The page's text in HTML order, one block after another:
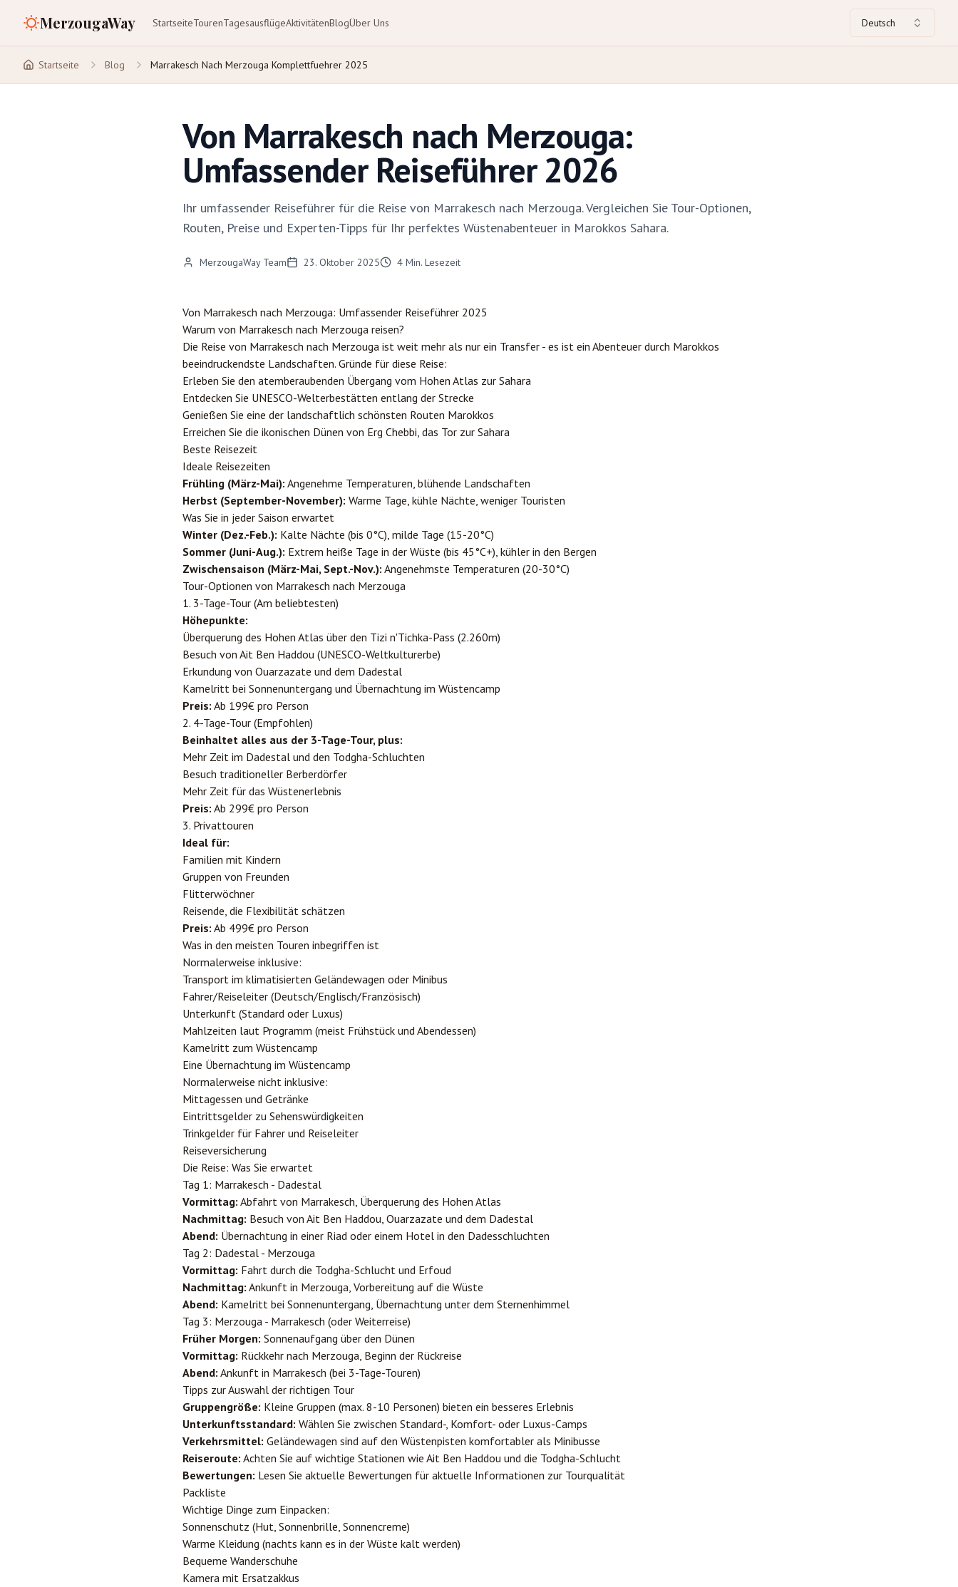
MerzougaWay StartseiteTourenTagesausflügeAktivitätenBlogÜber Uns Deutsch
Startseite Blog Marrakesch Nach Merzouga Komplettfuehrer 2025
Von Marrakesch nach Merzouga:
Umfassender Reiseführer 2026
Ihr umfassender Reiseführer für die Reise von Marrakesch nach Merzouga. Vergleichen Sie Tour-Optionen,
Routen, Preise und Experten-Tipps für Ihr perfektes Wüstenabenteuer in Marokkos Sahara.
MerzougaWay Team 23. Oktober 2025 4 Min. Lesezeit
Von Marrakesch nach Merzouga: Umfassender Reiseführer 2025
Warum von Marrakesch nach Merzouga reisen?
Die Reise von Marrakesch nach Merzouga ist weit mehr als nur ein Transfer - es ist ein Abenteuer durch Marokkos
beeindruckendste Landschaften. Gründe für diese Reise:
Erleben Sie den atemberaubenden Übergang vom Hohen Atlas zur Sahara
Entdecken Sie UNESCO-Welterbestätten entlang der Strecke
Genießen Sie eine der landschaftlich schönsten Routen Marokkos
Erreichen Sie die ikonischen Dünen von Erg Chebbi, das Tor zur Sahara
Beste Reisezeit
Ideale Reisezeiten
Frühling (März-Mai): Angenehme Temperaturen, blühende Landschaften
Herbst (September-November): Warme Tage, kühle Nächte, weniger Touristen
Was Sie in jeder Saison erwartet
Winter (Dez.-Feb.): Kalte Nächte (bis 0°C), milde Tage (15-20°C)
Sommer (Juni-Aug.): Extrem heiße Tage in der Wüste (bis 45°C+), kühler in den Bergen
Zwischensaison (März-Mai, Sept.-Nov.): Angenehmste Temperaturen (20-30°C)
Tour-Optionen von Marrakesch nach Merzouga
1. 3-Tage-Tour (Am beliebtesten)
Höhepunkte:
Überquerung des Hohen Atlas über den Tizi n'Tichka-Pass (2.260m)
Besuch von Ait Ben Haddou (UNESCO-Weltkulturerbe)
Erkundung von Ouarzazate und dem Dadestal
Kamelritt bei Sonnenuntergang und Übernachtung im Wüstencamp
Preis: Ab 199€ pro Person
2. 4-Tage-Tour (Empfohlen)
Beinhaltet alles aus der 3-Tage-Tour, plus:
Mehr Zeit im Dadestal und den Todgha-Schluchten
Besuch traditioneller Berberdörfer
Mehr Zeit für das Wüstenerlebnis
Preis: Ab 299€ pro Person
3. Privattouren
Ideal für:
Familien mit Kindern
Gruppen von Freunden
Flitterwöchner
Reisende, die Flexibilität schätzen
Preis: Ab 499€ pro Person
Was in den meisten Touren inbegriffen ist
Normalerweise inklusive:
Transport im klimatisierten Geländewagen oder Minibus
Fahrer/Reiseleiter (Deutsch/Englisch/Französisch)
Unterkunft (Standard oder Luxus)
Mahlzeiten laut Programm (meist Frühstück und Abendessen)
Kamelritt zum Wüstencamp
Eine Übernachtung im Wüstencamp
Normalerweise nicht inklusive:
Mittagessen und Getränke
Eintrittsgelder zu Sehenswürdigkeiten
Trinkgelder für Fahrer und Reiseleiter
Reiseversicherung
Die Reise: Was Sie erwartet
Tag 1: Marrakesch - Dadestal
Vormittag: Abfahrt von Marrakesch, Überquerung des Hohen Atlas
Nachmittag: Besuch von Ait Ben Haddou, Ouarzazate und dem Dadestal
Abend: Übernachtung in einer Riad oder einem Hotel in den Dadesschluchten
Tag 2: Dadestal - Merzouga
Vormittag: Fahrt durch die Todgha-Schlucht und Erfoud
Nachmittag: Ankunft in Merzouga, Vorbereitung auf die Wüste
Abend: Kamelritt bei Sonnenuntergang, Übernachtung unter dem Sternenhimmel
Tag 3: Merzouga - Marrakesch (oder Weiterreise)
Früher Morgen: Sonnenaufgang über den Dünen
Vormittag: Rückkehr nach Merzouga, Beginn der Rückreise
Abend: Ankunft in Marrakesch (bei 3-Tage-Touren)
Tipps zur Auswahl der richtigen Tour
Gruppengröße: Kleine Gruppen (max. 8-10 Personen) bieten ein besseres Erlebnis
Unterkunftsstandard: Wählen Sie zwischen Standard-, Komfort- oder Luxus-Camps
Verkehrsmittel: Geländewagen sind auf den Wüstenpisten komfortabler als Minibusse
Reiseroute: Achten Sie auf wichtige Stationen wie Ait Ben Haddou und die Todgha-Schlucht
Bewertungen: Lesen Sie aktuelle Bewertungen für aktuelle Informationen zur Tourqualität
Packliste
Wichtige Dinge zum Einpacken:
Sonnenschutz (Hut, Sonnenbrille, Sonnencreme)
Warme Kleidung (nachts kann es in der Wüste kalt werden)
Bequeme Wanderschuhe
Kamera mit Ersatzakkus